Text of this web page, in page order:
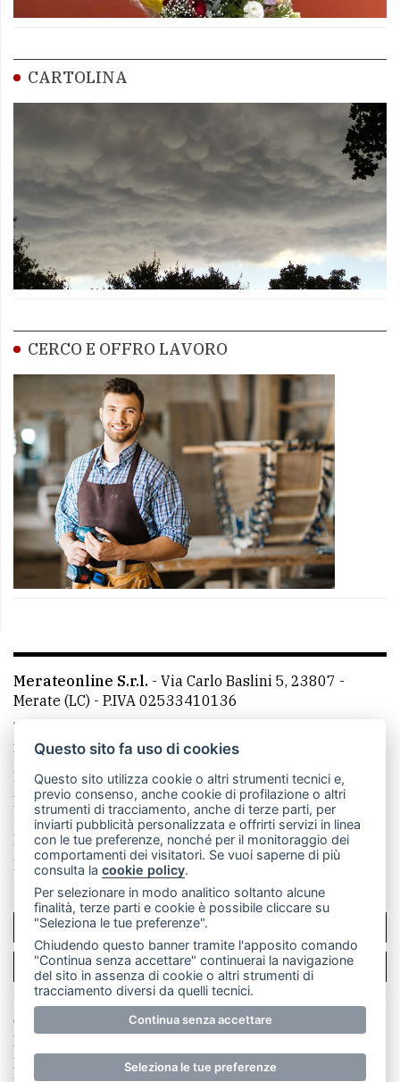
CARTOLINA
CERCO E OFFRO LAVORO
Merateonline S.r.l. - Via Carlo Baslini 5, 23807 -
Merate (LC) - P.IVA 02533410136
Telefono:
mail: redazione@merateonline.it
La redazione
CasateOnline LeccoOnline
RSS
Made by VIP
Privacy policy
Cookie policy
Rivedi le tue scelte sui cookie
SCRIVICI
PER LA TUA PUBBLICITÀ
© Copyright Merateonline S.r.l. - Tutti i diritti riservati.
E' proibita la riproduzione e pubblicazione anche
parziale di testi, articoli e immagini senza la
Questo sito fa uso di cookies
Questo sito utilizza cookie o altri strumenti tecnici e,
previo consenso, anche cookie di profilazione o altri
strumenti di tracciamento, anche di terze parti, per
inviarti pubblicità personalizzata e offrirti servizi in linea
con le tue preferenze, nonché per il monitoraggio dei
comportamenti dei visitatori. Se vuoi saperne di più
consulta lacookie policy.
Per selezionare in modo analitico soltanto alcune
finalità, terze parti e cookie è possibile cliccare su
"Seleziona le tue preferenze".
Chiudendo questo banner tramite l'apposito comando
"Continua senza accettare" continuerai la navigazione
del sito in assenza di cookie o altri strumenti di
tracciamento diversi da quelli tecnici.
Continua senza accettare
Seleziona le tue preferenze